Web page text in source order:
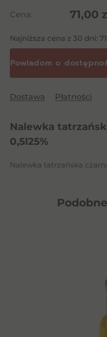
Cena: 71,00
Najniższa cena z 30 dni:
Dostawa Płatności
Nalewka
0,5l25%
Nalewka tatrzańska
Podobne